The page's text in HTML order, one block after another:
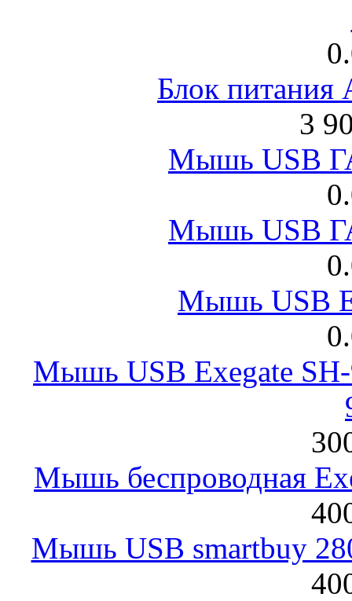
Блок питания
3
Мышь USB
Мышь USB
Мышь USB
Мышь USB Exegate
Мышь беспроводная
Мышь USB smartbuy